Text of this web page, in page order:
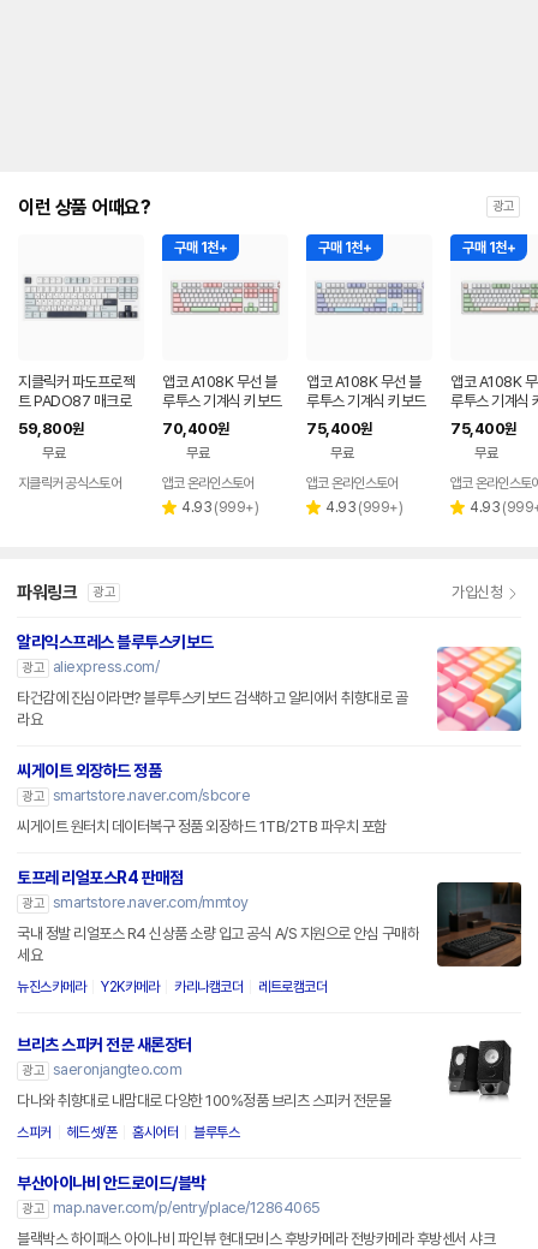
이런 상품 어때요? 광고
지클릭커 파도프로젝
트 PADO87 매크로
제주스위치 풀윤활 무
선 블루투스 기계식 키
보드 화이트마린 용암
빨강축
59,800원
무료
지클릭커 공식스토어
구매 1천+
앱코 A108K 무선 블
루투스 기계식 키보드
피오니, 맘모스축
70,400원
무료
앱코 온라인스토어
별 4.93 리
(999+)
구매 1천+
앱코 A108K 무선 블
루투스 기계식 키보드
블루, 벚꽃축
75,400원
무료
앱코 온라인스토어
별 4.93 리
(999+)
구매 1천+
앱코 A108K
루투스 기계식
말차그린, 벚꽃
75,400원
무료
앱코 온라인스토
별 4.93 리
(
파워링크 광고 가입신청
알리익스프레스 블루투스키보드
광고
aliexpress.com/
타건감에 진심이라면? 블루투스키보드 검색하고 알리에서 취향대로 골
라요
씨게이트 외장하드 정품
광고 smartstore.naver.com/sbcore
씨게이트 원터치 데이터복구 정품 외장하드 1TB/2TB 파우치 포함
토프레 리얼포스R4 판매점
광고 smartstore.naver.com/mmtoy
국내 정발 리얼포스 R4 신상품 소량 입고 공식 A/S 지원으로 안심 구매하
세요
뉴진스카메라 Y2K카메라 카리나캠코더 레트로캠코더
브리츠 스피커 전문 새론장터
광고 saeronjangteo.com
다나와 취향대로 내맘대로 다양한 100%정품 브리츠 스피커 전문몰
스피커 헤드셋/폰 홈시어터 블루투스
부산아이나비 안드로이드/블박
광고
map.naver.com/p/entry/place/12864065
블랙박스 하이패스 아이나비 파인뷰 현대모비스 후방카메라 전방카메라 후방센서 샤크